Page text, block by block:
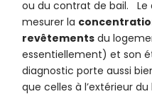
ou du contrat de bail. Le
mesurer la
revêtements du
essentiellement) et son
diagnostic porte aussi
que celles à l’extérieur